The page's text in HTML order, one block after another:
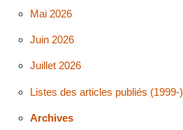
Mai 2026
Juin 2026
Juillet 2026
Listes des articles publiés (1999-)
Archives